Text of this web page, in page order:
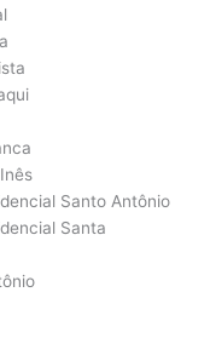
Santo Antônio
Santa